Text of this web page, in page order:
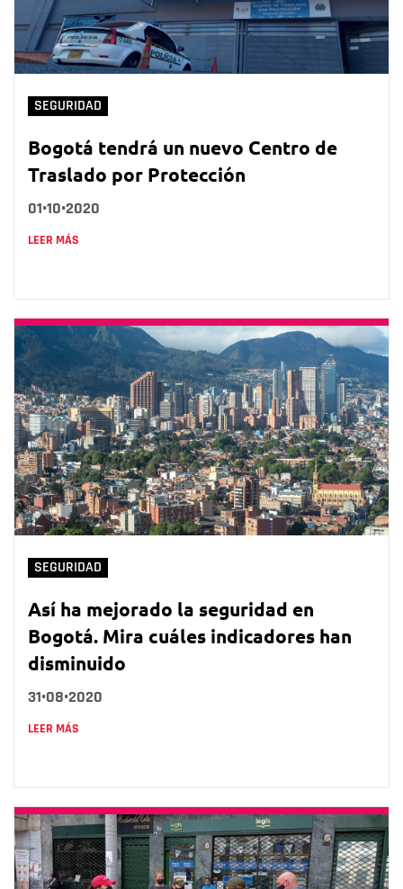
SEGURIDAD
Bogotá tendrá un nuevo Centro de
Traslado por Protección
01•10•2020
LEER MÁS
SEGURIDAD
Así ha mejorado la seguridad en
Bogotá. Mira cuáles indicadores han
disminuido
31•08•2020
LEER MÁS